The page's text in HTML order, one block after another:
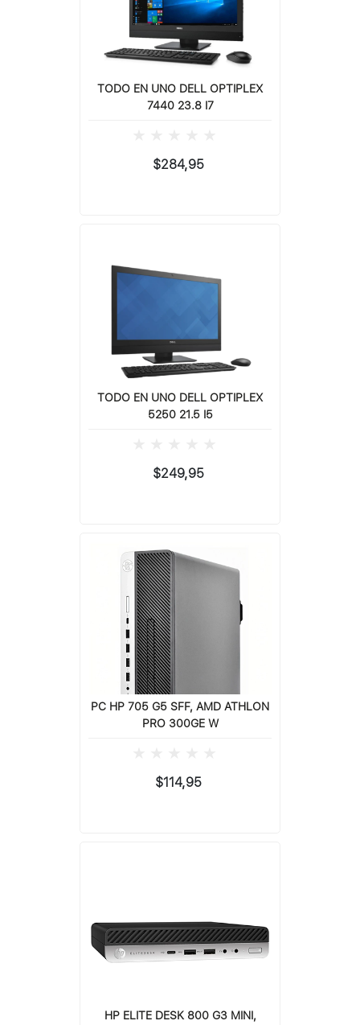
TODO EN UNO DELL OPTIPLEX
7440 23.8 I7
$284,95
TODO EN UNO DELL OPTIPLEX
5250 21.5 I5
$249,95
PC HP 705 G5 SFF, AMD ATHLON
PRO 300GE W
$114,95
HP ELITE DESK 800 G3 MINI,